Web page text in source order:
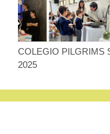
COLEGIO PILGRIMS
2025